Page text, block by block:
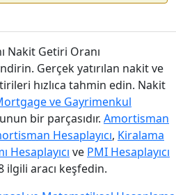
Nakit Getiri Oranı
Gerçek yatırılan nakit ve
hızlıca tahmin edin. Nakit
ve Gayrimenkul
bir parçasıdır. Amortisman
Hesaplayıcı, Kiralama
Hesaplayıcı ve PMI Hesaplayıcı
aracı keşfedin.